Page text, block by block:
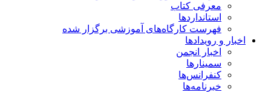
معرفی کتاب
استانداردها
فهرست کارگاه‌های آموزشی برگزار شده
اخبار و رویدادها
اخبار انجمن
سمینارها
کنفرانس‌ها
خبرنامه‌ها